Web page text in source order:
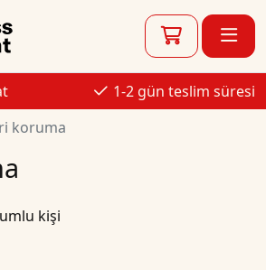
1-2 gün teslim süresi
koruma
kişi